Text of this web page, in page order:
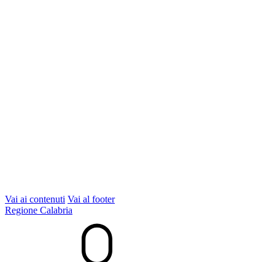
Vai ai contenuti Vai al footer
Regione Calabria